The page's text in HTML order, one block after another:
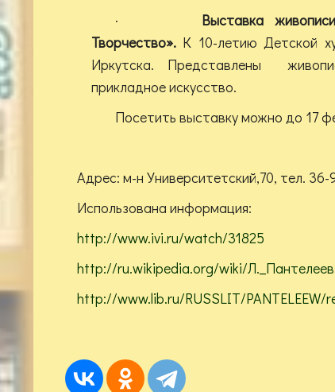
· Выставка
Творчество». К 10-летию Детской
Иркутска. Представлены
прикладное искусство.
Посетить выставку можно до 17
Адрес: м-н Университетский,70, тел. 36-
Использована информация:
http://www.ivi.ru/watch/31825
http://ru.wikipedia.org/wiki/Л._Пантелеев
http://www.lib.ru/RUSSLIT/PANTELEEW/